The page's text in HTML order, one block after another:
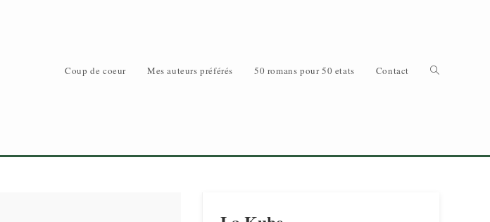
Coup de coeur Mes auteurs préférés 50 romans pour 50 etats Contact Toggle